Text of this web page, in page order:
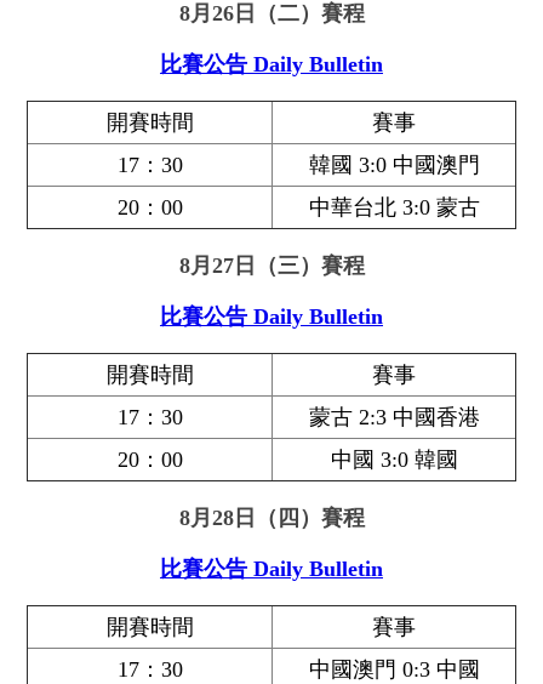
8月26日（二）賽程
比賽公告 Daily Bulletin
開賽時間
賽事
17：30
韓國 3:0 中國澳門
20：00
中華台北 3:0 蒙古
8月27日（三）賽程
比賽公告 Daily Bulletin
開賽時間
賽事
17：30
蒙古 2:3 中國香港
20：00
中國 3:0 韓國
8月28日（四）賽程
比賽公告 Daily Bulletin
開賽時間
賽事
17：30
中國澳門 0:3 中國